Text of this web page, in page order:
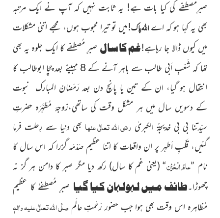
صبرِمصطفےٰ کی کیا بات ہے! یہ ثابت نہیں کہ آپ نے ایک مرتبہ
بھی یہ کہا ہو کہ اےاللہپاک!میں تو تیرا محبوب ہوں، مجھے اتنی مشکلات
میں کیوں ڈالا جا رہاہے!غم کا سال صبرِِ مُصطفےٰ کا ایک جلوہ یہ بھی
تھا کہ شَعْبِِ اَبی طالب سے باہر آنے کے 8 مہینے بعد چچا ابوطالب کا
انتقال ہو گیا، ان کے تین یا پانچ دن بعد رَمَضانُ المبارک نبوت
کے دسویں سال میں ہر مشکل وقت کی ساتھی،زوجۂ مُطَہَّرَہ حضرتِ
سیّدتنا بی بی خدیجۃُ الکبریٰ رضی اللہ تعالٰی عنہابھی دنیا سے رِحلت فرما
گئیں، قَلْبِِ اَطہر پر ان واقعات کا اتنا عظیم صَدْمَہ گزرا کہ اس سال کا
نام ”عامُ الْحُزْن“
(یعنی غمکا سال) رکھ دیا مگر صبر کا دامن ہر گز نہ
چھوڑا۔طائف میں لہولہان کیا گیا صبرِِ مُصطفےٰ کا عظیم
مُظاہرہ اس وقت بھی ہوا جب حضور رَحْمتِ عالَمصلَّی اللہ تعالٰی علیہ واٰلہٖ